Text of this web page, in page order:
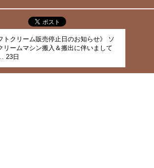
トクリーム販売停止日のお知らせ》 ソ
リームマシン搬入＆搬出に伴いまして
23日